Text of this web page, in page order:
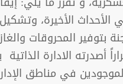
الأخيرة،
المحروقات
الادارة
في مناطق